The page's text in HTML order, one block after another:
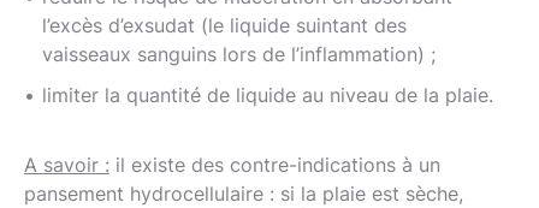
l’excès d’exsudat (le liquide suintant des
vaisseaux sanguins lors de l’inflammation) ;
limiter la quantité de liquide au niveau de la plaie.
A savoir : il existe des contre-indications à un
pansement hydrocellulaire : si la plaie est sèche,